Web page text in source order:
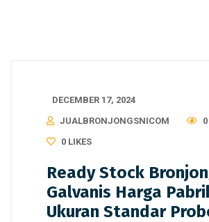
DECEMBER 17, 2024
JUALBRONJONGSNICOM
0 LIKES
Ready Stock
Galvanis Harga
Ukuran Standar